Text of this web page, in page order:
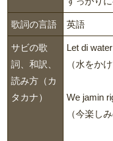
歌詞の言語 英語
サビの歌
詞、和訳、
読み方（カ
タカナ）
Let di
（水をか
We jamin
（今楽し